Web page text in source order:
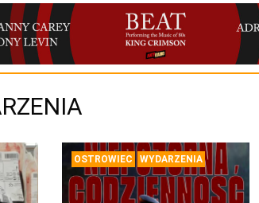
OSTROWIEC WYDARZENIA